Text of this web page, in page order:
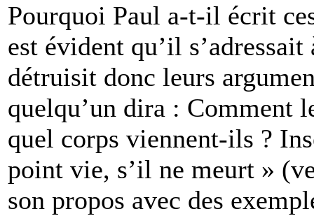
Pourquoi Paul a-t-il écrit
est évident qu’il
détruisit donc leurs
quelqu’un dira : Comment
quel corps viennent-ils ?
point vie, s’il ne meurt »
son propos avec des